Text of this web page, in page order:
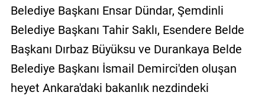
Sözleşmesi
Belediye Başkanı Ensar Dündar, Şemdinli
Belediye Başkanı Tahir Saklı, Esendere Belde
Başkanı Dırbaz Büyüksu ve Durankaya Belde
Belediye Başkanı İsmail Demirci'den oluşan
heyet Ankara'daki bakanlık nezdindeki